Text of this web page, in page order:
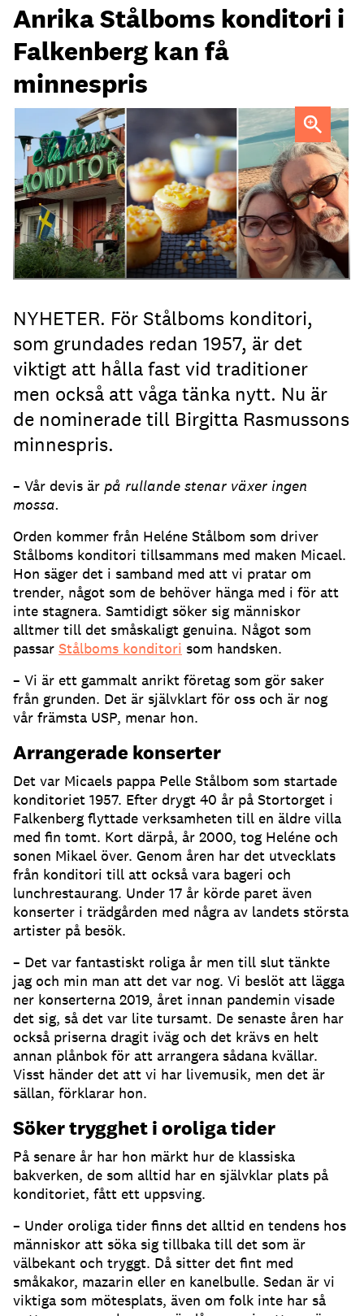
Anrika Stålboms konditori i
Falkenberg kan få
minnespris
Heléne och Micael Stålbom
NYHETER. För Stålboms konditori,
som grundades redan 1957, är det
viktigt att hålla fast vid traditioner
men också att våga tänka nytt. Nu är
de nominerade till Birgitta Rasmussons
minnespris.
– Vår devis är på rullande stenar växer ingen
mossa.
Orden kommer från Heléne Stålbom som driver
Stålboms konditori tillsammans med maken Micael.
Hon säger det i samband med att vi pratar om
trender, något som de behöver hänga med i för att
inte stagnera. Samtidigt söker sig människor
alltmer till det småskaligt genuina. Något som
passar Stålboms konditori som handsken.
– Vi är ett gammalt anrikt företag som gör saker
från grunden. Det är självklart för oss och är nog
vår främsta USP, menar hon.
Arrangerade konserter
Det var Micaels pappa Pelle Stålbom som startade
konditoriet 1957. Efter drygt 40 år på Stortorget i
Falkenberg flyttade verksamheten till en äldre villa
med fin tomt. Kort därpå, år 2000, tog Heléne och
sonen Mikael över. Genom åren har det utvecklats
från konditori till att också vara bageri och
lunchrestaurang. Under 17 år körde paret även
konserter i trädgården med några av landets största
artister på besök.
– Det var fantastiskt roliga år men till slut tänkte
jag och min man att det var nog. Vi beslöt att lägga
ner konserterna 2019, året innan pandemin visade
det sig, så det var lite tursamt. De senaste åren har
också priserna dragit iväg och det krävs en helt
annan plånbok för att arrangera sådana kvällar.
Visst händer det att vi har livemusik, men det är
sällan, förklarar hon.
Söker trygghet i oroliga tider
På senare år har hon märkt hur de klassiska
bakverken, de som alltid har en självklar plats på
konditoriet, fått ett uppsving.
– Under oroliga tider finns det alltid en tendens hos
människor att söka sig tillbaka till det som är
välbekant och tryggt. Då sitter det fint med
småkakor, mazarin eller en kanelbulle. Sedan är vi
viktiga som mötesplats, även om folk inte har så